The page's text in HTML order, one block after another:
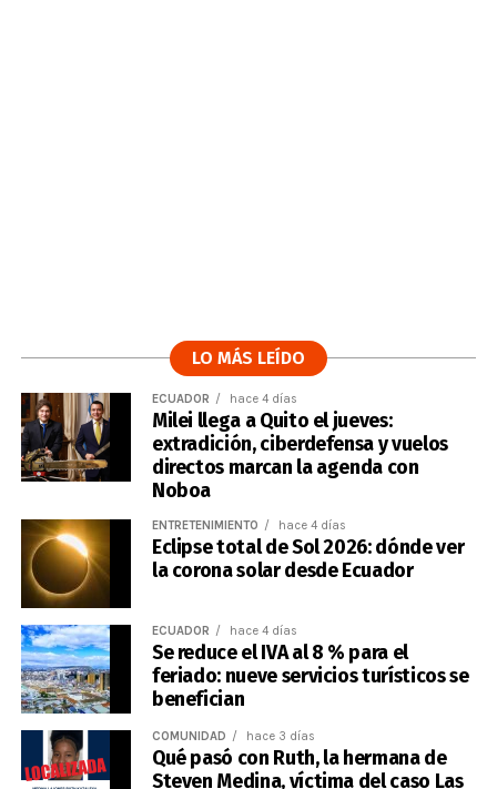
LO MÁS LEÍDO
ECUADOR hace 4 días
Milei llega a Quito el jueves:
extradición, ciberdefensa y vuelos
directos marcan la agenda con
Noboa
ENTRETENIMIENTO hace 4 días
Eclipse total de Sol 2026: dónde ver
la corona solar desde Ecuador
ECUADOR hace 4 días
Se reduce el IVA al 8 % para el
feriado: nueve servicios turísticos se
benefician
COMUNIDAD hace 3 días
Qué pasó con Ruth, la hermana de
Steven Medina, víctima del caso Las